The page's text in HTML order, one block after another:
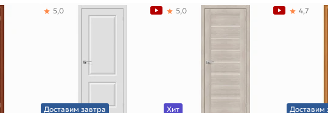
Доставим завтра
5,0
Хит
5,0
Доставим
4,7